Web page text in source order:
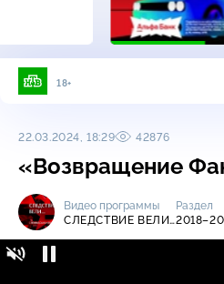
18+
22.03.2024, 18:29 42876
«Возвращение
Видео программы
СЛЕДСТВИЕ ВЕЛИ…
Раздел